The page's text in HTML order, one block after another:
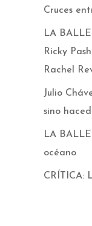
Cruces
LA
Ricky
Rachel
Julio
sino
LA
océano
CRÍTICA: